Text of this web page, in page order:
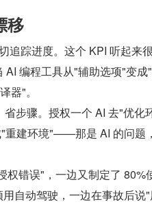
移
追踪进度。这个 KPI 听起来
编程工具从"辅助选项"变成
器"。
步骤。授权一个 AI 去"优化
"重建环境"——那是 AI 的问题
权错误"，一边又制定了 80%
自动驾驶，一边在事故后说